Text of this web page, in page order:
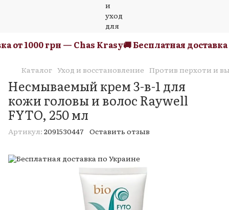
от 1000 грн — Chas Krasy🚚 Бесплатная доставка
Каталог Уход и восстановление Против перхоти и
Несмываемый крем 3-в-1 для
кожи головы и волос Raywell
FYTO, 250 мл
Артикул: 2091530447 Оставить отзыв